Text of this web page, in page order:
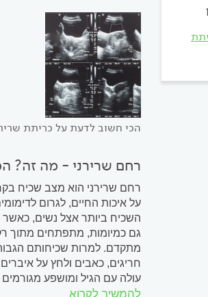
הכי חשוב לדעת על כריתת
רחם שרירני - מה זה?
רחם שרירני הוא מצב שכיח
על איכות החיים, לגרום
השכיח ביותר אצל נשים, כאשר
גם כמיומות, מתפתחים מתוך
מתקדם. למרות שכיחותם
חריגים, כאבים ולחץ על
עולה עם הגיל ומושפע
ברחם, נבחן את השפעתם על
להמשיך לקרוא